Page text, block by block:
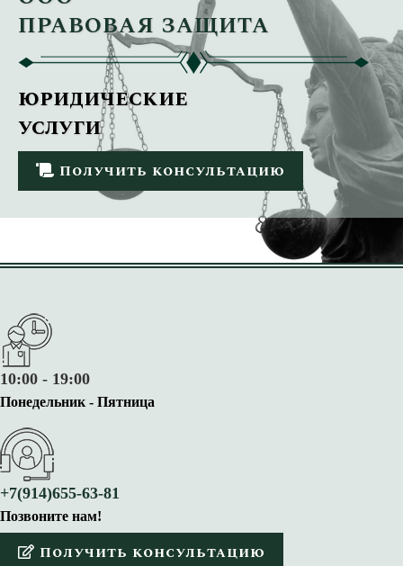
ПРАВОВАЯ ЗАЩИТА
юридические
услуги
Получить консультацию
10:00 - 19:00
Понедельник - Пятница
+7(914)655-63-81
Позвоните нам!
Получить консультацию